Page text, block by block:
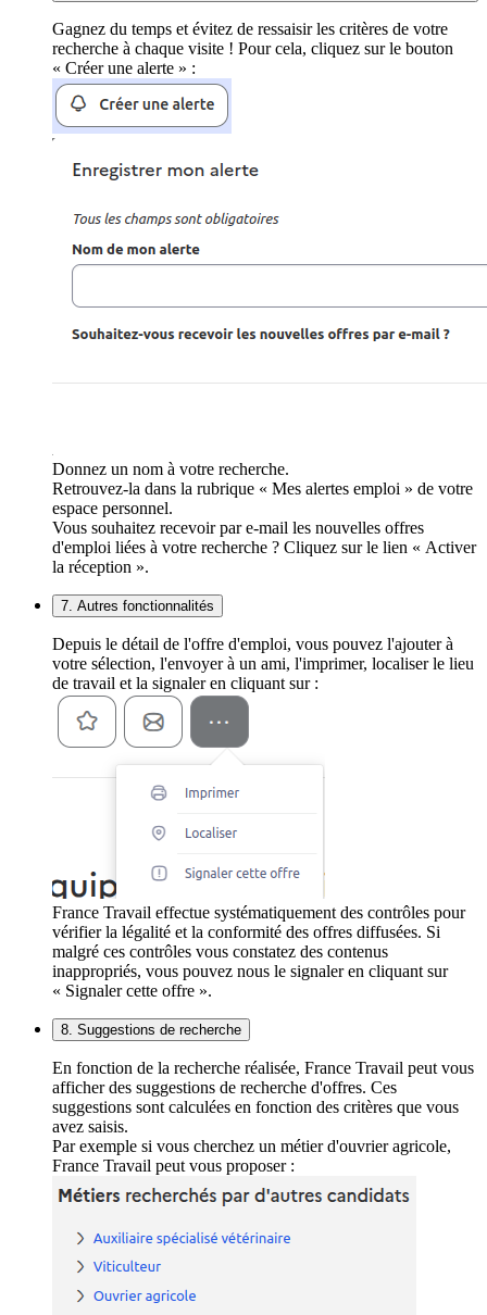
Gagnez du temps et évitez de ressaisir les critères de votre
recherche à chaque visite ! Pour cela, cliquez sur le bouton
« Créer une alerte » :
Donnez un nom à votre recherche.
Retrouvez-la dans la rubrique « Mes alertes emploi » de votre
espace personnel.
Vous souhaitez recevoir par e-mail les nouvelles offres
d'emploi liées à votre recherche ? Cliquez sur le lien « Activer
la réception ».
7. Autres fonctionnalités
Depuis le détail de l'offre d'emploi, vous pouvez l'ajouter à
votre sélection, l'envoyer à un ami, l'imprimer, localiser le lieu
de travail et la signaler en cliquant sur :
France Travail effectue systématiquement des contrôles pour
vérifier la légalité et la conformité des offres diffusées. Si
malgré ces contrôles vous constatez des contenus
inappropriés, vous pouvez nous le signaler en cliquant sur
« Signaler cette offre ».
8. Suggestions de recherche
En fonction de la recherche réalisée, France Travail peut vous
afficher des suggestions de recherche d'offres. Ces
suggestions sont calculées en fonction des critères que vous
avez saisis.
Par exemple si vous cherchez un métier d'ouvrier agricole,
France Travail peut vous proposer :